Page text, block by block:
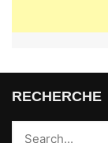
RECHERCHE